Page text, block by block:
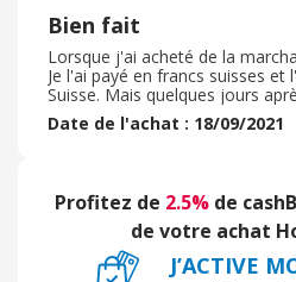
Bien fait
Lorsque j'ai acheté de la
Je l'ai payé en francs suisses
Suisse. Mais quelques jours
les frais et taxes de douane
CHF) . Lorsque j'ai contacté le
de considérer le problème sur
marchandise : achat sur un site
Date de l'achat : 18/09/2021
Profitez de 2.5% de
de votre achat
J’ACTIVE